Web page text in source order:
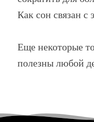
Как сон связан с
Еще некоторые
полезны любой